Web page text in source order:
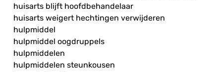
huisarts blijft hoofdbehandelaar
huisarts weigert hechtingen verwijderen
hulpmiddel
hulpmiddel oogdruppels
hulpmiddelen
hulpmiddelen steunkousen